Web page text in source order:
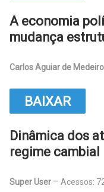
A economia
mudança
Carlos Aguiar de
BAIXAR
Dinâmica dos
regime cambial
Super User Acessos: